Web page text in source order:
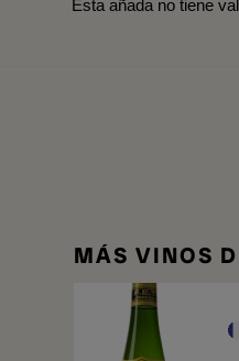
Esta añada no tiene
MÁS VINOS